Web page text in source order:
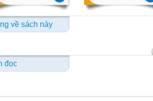
về sách này
đọc